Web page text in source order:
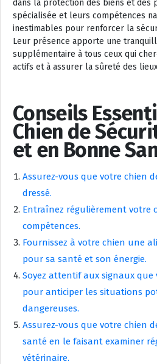
dans la protection des biens et des
spécialisée et leurs compétences
inestimables pour renforcer la
Leur présence apporte une
supplémentaire à tous ceux qui
actifs et à assurer la sûreté des
Conseils
Chien de
et en Bonne
Assurez-vous que votre chien
dressé.
Entraînez régulièrement votre
compétences.
Fournissez à votre chien une
pour sa santé et son énergie.
Soyez attentif aux signaux que
pour anticiper les situations
dangereuses.
Assurez-vous que votre chien
santé en le faisant examiner
vétérinaire.